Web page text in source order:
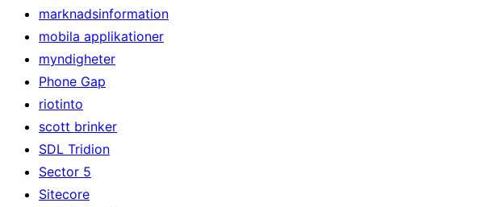
marknadsinformation
mobila applikationer
myndigheter
Phone Gap
riotinto
scott brinker
SDL Tridion
Sector 5
Sitecore